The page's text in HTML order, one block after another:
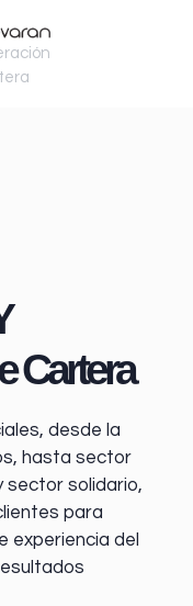
Cartera
desde la
, hasta sector
sector solidario,
para
experiencia del